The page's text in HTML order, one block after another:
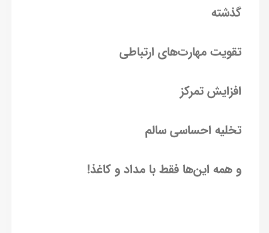
گذشته
تقویت مهارت‌های ارتباطی
افزایش تمرکز
تخلیه احساسی سالم
و همه این‌ها فقط با مداد و کاغذ!